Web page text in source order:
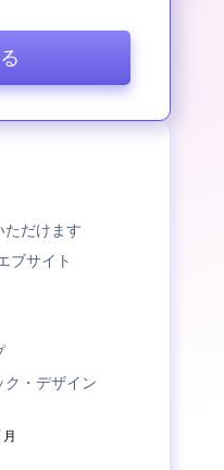
だけます
ブサイト
ク・デザイン